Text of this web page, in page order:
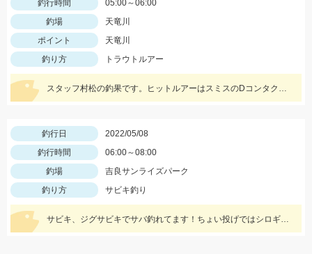
釣行時間
05:00～06:00
釣場
天竜川
ポイント
天竜川
釣り方
トラウトルアー
スタッフ村松の釣果です。ヒットルアーはスミスのDコンタクト63のアユカラー！
釣行日
2022/05/08
釣行時間
06:00～08:00
釣場
吉良サンライズパーク
釣り方
サビキ釣り
サビキ、ジグサビキでサバ釣れてます！ちょい投げではシロギスも！